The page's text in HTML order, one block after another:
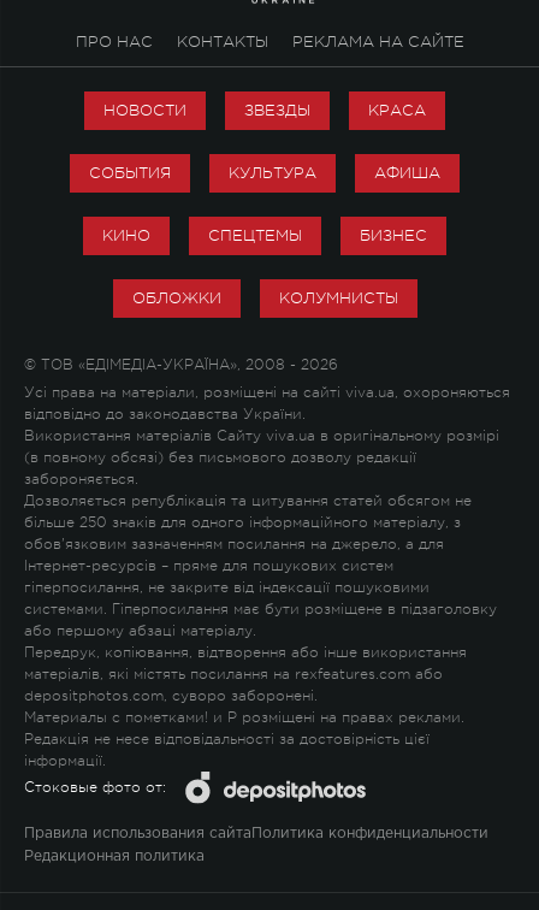
ПРО НАС КОНТАКТЫ РЕКЛАМА НА САЙТЕ
НОВОСТИ ЗВЕЗДЫ КРАСА
СОБЫТИЯ КУЛЬТУРА АФИША
КИНО СПЕЦТЕМЫ БИЗНЕС
ОБЛОЖКИ КОЛУМНИСТЫ
© ТОВ «ЕДІМЕДІА-УКРАЇНА», 2008 - 2026
Усі права на матеріали, розміщені на сайті viva.ua, охороняються
відповідно до законодавства України.
Використання матеріалів Сайту viva.ua в оригінальному розмірі
(в повному обсязі) без письмового дозволу редакції
забороняється.
Дозволяється републікація та цитування статей обсягом не
більше 250 знаків для одного інформаційного матеріалу, з
обов'язковим зазначенням посилання на джерело, а для
Інтернет-ресурсів – пряме для пошукових систем
гіперпосилання, не закрите від індексації пошуковими
системами. Гіперпосилання має бути розміщене в підзаголовку
або першому абзаці матеріалу.
Передрук, копіювання, відтворення або інше використання
матеріалів, які містять посилання на rexfeatures.com або
depositphotos.com, суворо заборонені.
Материалы с пометками! и P розміщені на правах реклами.
Редакція не несе відповідальності за достовірність цієї
інформації.
Стоковые фото от:
Правила использования сайта Политика конфиденциальности
Редакционная политика